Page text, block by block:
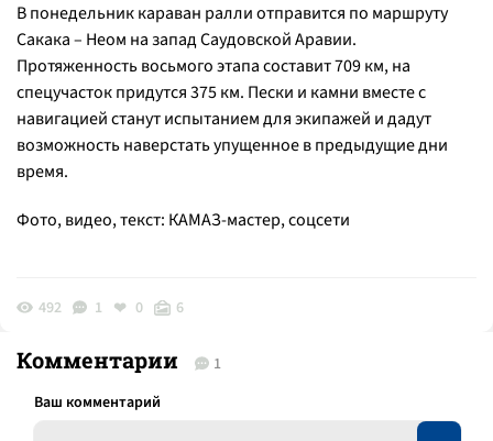
В понедельник караван ралли отправится по маршруту
Сакака – Неом на запад Саудовской Аравии.
Протяженность восьмого этапа составит 709 км, на
спецучасток придутся 375 км. Пески и камни вместе с
навигацией станут испытанием для экипажей и дадут
возможность наверстать упущенное в предыдущие дни
время.
Фото, видео, текст: КАМАЗ-мастер, соцсети
492 1 0 6
Комментарии 1